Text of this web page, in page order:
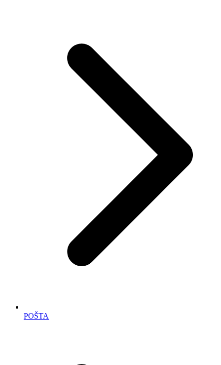
POŠTA